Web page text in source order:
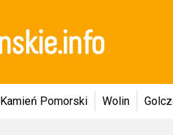
Kamień Pomorski Wolin